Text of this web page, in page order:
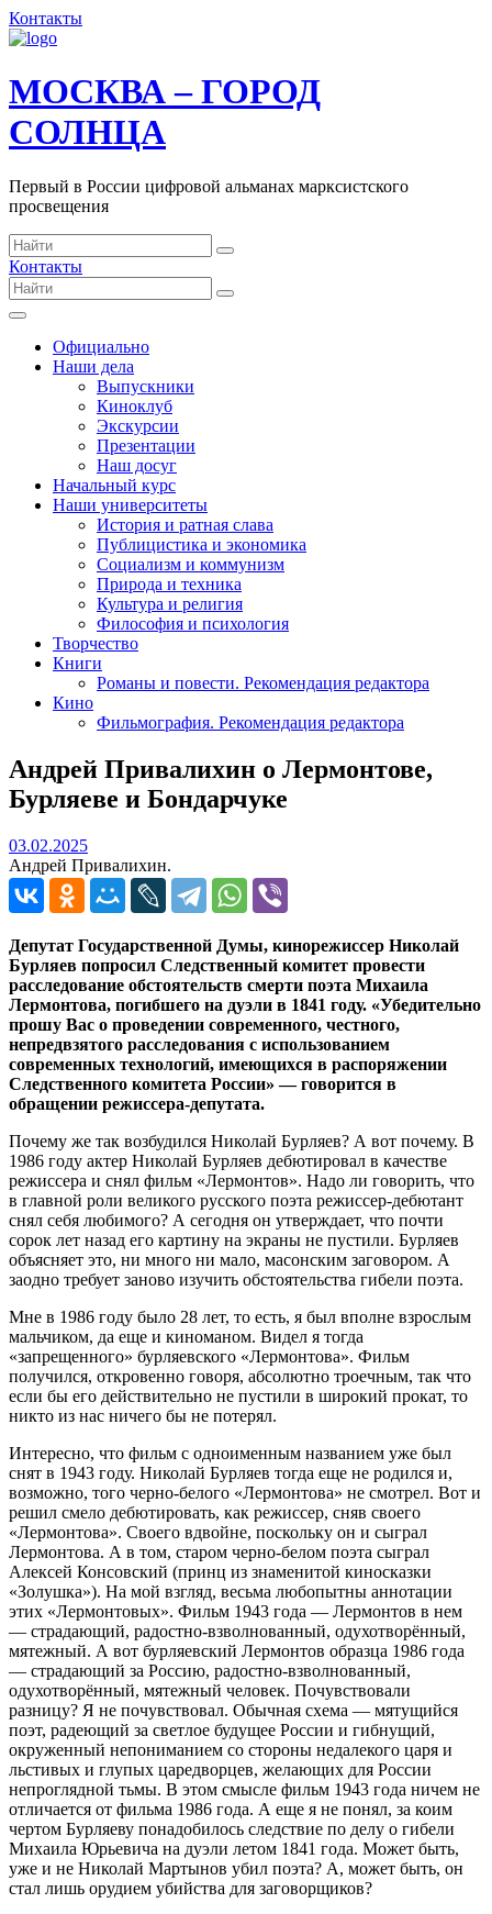
Контакты
МОСКВА – ГОРОД
СОЛНЦА
Первый в России цифровой альманах марксистского
просвещения
Контакты
Официально
Наши дела
Выпускники
Киноклуб
Экскурсии
Презентации
Наш досуг
Начальный курс
Наши университеты
История и ратная слава
Публицистика и экономика
Социализм и коммунизм
Природа и техника
Культура и религия
Философия и психология
Творчество
Книги
Романы и повести. Рекомендация редактора
Кино
Фильмография. Рекомендация редактора
Андрей Привалихин о Лермонтове,
Бурляеве и Бондарчуке
03.02.202503.02.2025
Андрей Привалихин.
Депутат Государственной Думы, кинорежиссер Николай
Бурляев попросил Следственный комитет провести
расследование обстоятельств смерти поэта Михаила
Лермонтова, погибшего на дуэли в 1841 году. «Убедительно
прошу Вас о проведении современного, честного,
непредвзятого расследования с использованием
современных технологий, имеющихся в распоряжении
Следственного комитета России» — говорится в
обращении режиссера-депутата.
Почему же так возбудился Николай Бурляев? А вот почему. В
1986 году актер Николай Бурляев дебютировал в качестве
режиссера и снял фильм «Лермонтов». Надо ли говорить, что
в главной роли великого русского поэта режиссер-дебютант
снял себя любимого? А сегодня он утверждает, что почти
сорок лет назад его картину на экраны не пустили. Бурляев
объясняет это, ни много ни мало, масонским заговором. А
заодно требует заново изучить обстоятельства гибели поэта.
Мне в 1986 году было 28 лет, то есть, я был вполне взрослым
мальчиком, да еще и киноманом. Видел я тогда
«запрещенного» бурляевского «Лермонтова». Фильм
получился, откровенно говоря, абсолютно троечным, так что
если бы его действительно не пустили в широкий прокат, то
никто из нас ничего бы не потерял.
Интересно, что фильм с одноименным названием уже был
снят в 1943 году. Николай Бурляев тогда еще не родился и,
возможно, того черно-белого «Лермонтова» не смотрел. Вот и
решил смело дебютировать, как режиссер, сняв своего
«Лермонтова». Своего вдвойне, поскольку он и сыграл
Лермонтова. А в том, старом черно-белом поэта сыграл
Алексей Консовский (принц из знаменитой киносказки
«Золушка»). На мой взгляд, весьма любопытны аннотации
этих «Лермонтовых». Фильм 1943 года — Лермонтов в нем
— страдающий, радостно-взволнованный, одухотворённый,
мятежный. А вот бурляевский Лермонтов образца 1986 года
— страдающий за Россию, радостно-взволнованный,
одухотворённый, мятежный человек. Почувствовали
разницу? Я не почувствовал. Обычная схема — мятущийся
поэт, радеющий за светлое будущее России и гибнущий,
окруженный непониманием со стороны недалекого царя и
льстивых и глупых царедворцев, желающих для России
непроглядной тьмы. В этом смысле фильм 1943 года ничем не
отличается от фильма 1986 года. А еще я не понял, за коим
чертом Бурляеву понадобилось следствие по делу о гибели
Михаила Юрьевича на дуэли летом 1841 года. Может быть,
уже и не Николай Мартынов убил поэта? А, может быть, он
стал лишь орудием убийства для заговорщиков?